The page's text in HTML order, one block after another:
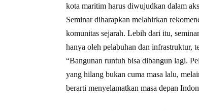
kota maritim harus diwujudkan dalam
Seminar diharapkan melahirkan
komunitas sejarah. Lebih dari itu,
hanya oleh pelabuhan dan infrastruktur,
“Bangunan runtuh bisa dibangun lagi.
yang hilang bukan cuma masa lalu,
berarti menyelamatkan masa depan